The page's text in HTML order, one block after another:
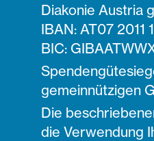
Diakonie Austria
IBAN: AT07
BIC:
gemeinnützigen
Die
die Verwendung